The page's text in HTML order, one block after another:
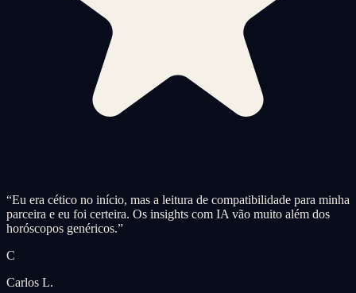
“Eu era cético no início, mas a leitura de compatibilidade para minha
parceira e eu foi certeira. Os insights com IA vão muito além dos
horóscopos genéricos.”
C
Carlos L.